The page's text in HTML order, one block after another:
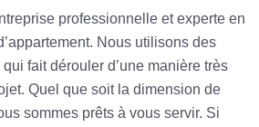
professionnelle et experte en
Nous utilisons des
fait dérouler d’une manière très
Quel que soit la dimension de
sommes prêts à vous servir. Si